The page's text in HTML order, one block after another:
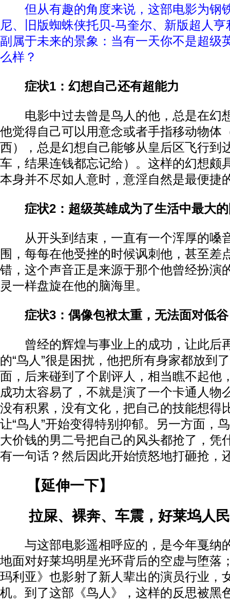
但从有趣的角度来说，这部电影为钢
尼、旧版蜘蛛侠托贝-马奎尔、新版超人
副属于未来的景象：当有一天你不是超级
么样？
症状1：幻想自己还有超能力
电影中过去曾是鸟人的他，总是在幻
他觉得自己可以用意念或者手指移动物体
西），总是幻想自己能够从皇后区飞行到
车，结果连钱都忘记给）。这样的幻想颇
本身并不尽如人意时，意淫自然是最便捷
症状2：超级英雄成为了生活中最大
从开头到结束，一直有一个浑厚的嗓
围，每每在他受挫的时候讽刺他，甚至
错，这个声音正是来源于那个他曾经扮演
灵一样盘旋在他的脑海里。
症状3：偶像包袱太重，无法面对低谷
曾经的辉煌与事业上的成功，让此后
的“鸟人”很是困扰，他把所有身家都放到
面，后来碰到了个剧评人，相当瞧不起他
成功太容易了，不就是演了一个卡通人物
没有积累，没有文化，把自己的技能想得
让“鸟人”开始变得特别抑郁。另一方面，
大价钱的男二号把自己的风头都抢了，凭
有一句话？然后因此开始愤怒地打砸抢，
【延伸一下】
拉屎、裸奔、车震，好莱坞人民
与这部电影遥相呼应的，是今年戛纳
地面对好莱坞明星光环背后的空虚与堕落
玛利亚》也影射了新人辈出的演员行业，
机。到了这部《鸟人》，这样的反思被黑